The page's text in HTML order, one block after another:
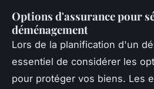
Options d'assurance pour
déménagement
Lors de la planification d'un
essentiel de considérer les
pour protéger vos biens. Les